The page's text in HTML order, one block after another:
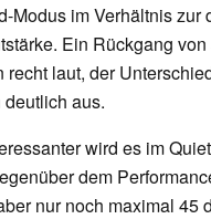
Modus im Verhältnis
Ein Rückgang
recht laut, der
aus.
wird es im
dem
nur noch maximal 45